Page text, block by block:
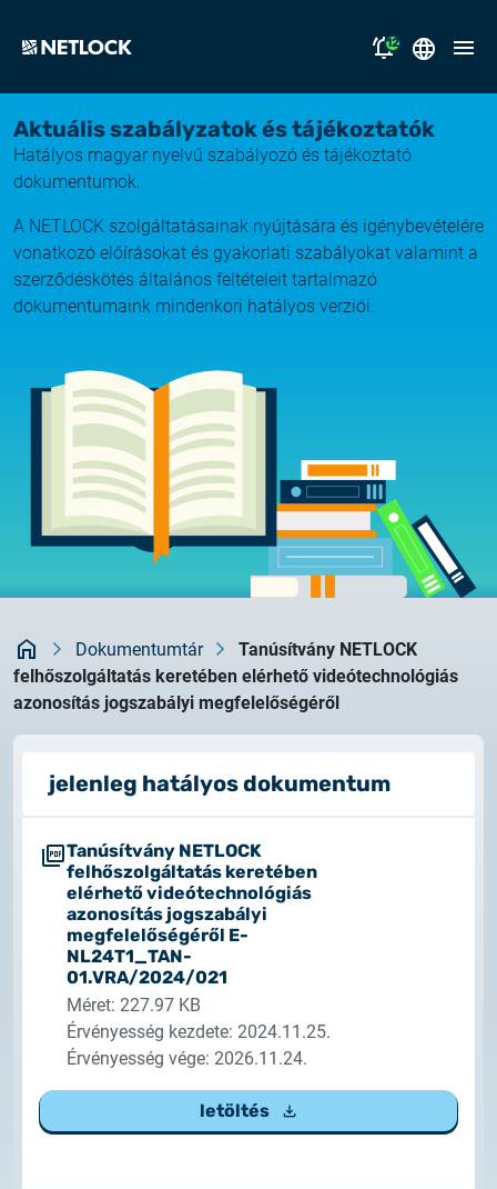
megoldásaink
támogatás
miért a NETLOCK?
NL Campus
bejelentkezés
dokumentumtár
12
Nyitvatartási tájékoztató
2026.07.17.
Tájékoztatás átmeneti e-mail kézbesítési
fennakadásról
2026.07.14.
2026.06.22.
Rendszerfrissítés
2026.06.04.
Rendszerfrissítés
2026.05.27.
Rendszerfrissítés
2026.03.27.
érvényességi idejének változása
2026.03.20.
Tájékoztatás algoritmusváltásról
2026.03.06.
Ügyfélkommunikáció
2025.02.26.
Tájékoztatás tanúsítványigénylésről
2025.05.05.
Teszt tanúsítványok elérhetősége
Magyar
Aktuális szabályzatok és tájékoztatók
Hatályos magyar nyelvű szabályozó és tájékoztató
dokumentumok.
A NETLOCK szolgáltatásainak nyújtására és igénybevételére
vonatkozó előírásokat és gyakorlati szabályokat valamint a
szerződéskötés általános feltételeit tartalmazó
dokumentumaink mindenkori hatályos verziói.
KezdőlapDokumentumtár
Tanúsítvány NETLOCK
felhőszolgáltatás keretében elérhető videótechnológiás
azonosítás jogszabályi megfelelőségéről
jelenleg hatályos dokumentum
Tanúsítvány NETLOCK
felhőszolgáltatás keretében
elérhető videótechnológiás
azonosítás jogszabályi
megfelelőségéről E-
NL24T1_TAN-
01.VRA/2024/021
Méret: 227.97 KB
Érvényesség kezdete: 2024.11.25.
Érvényesség vége: 2026.11.24.
letöltés